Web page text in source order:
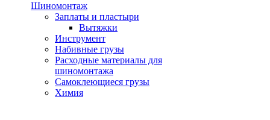
Шиномонтаж
Заплаты и пластыри
Вытяжки
Инструмент
Набивные грузы
Расходные материалы для
шиномонтажа
Самоклеющиеся грузы
Химия